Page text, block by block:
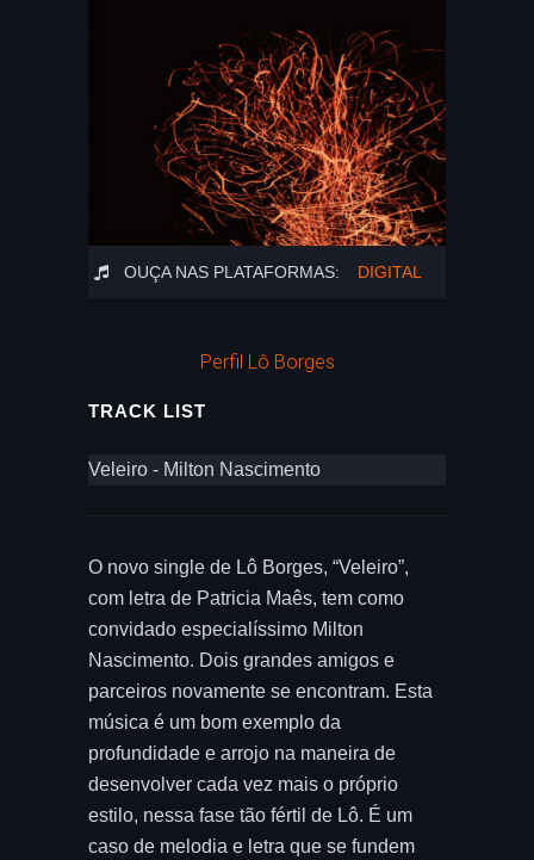
OUÇA NAS PLATAFORMAS: DIGITAL
Perfil Lô Borges
TRACK LIST
Veleiro - Milton Nascimento
O novo single de Lô Borges, “Veleiro”,
com letra de Patricia Maês, tem como
convidado especialíssimo Milton
Nascimento. Dois grandes amigos e
parceiros novamente se encontram. Esta
música é um bom exemplo da
profundidade e arrojo na maneira de
desenvolver cada vez mais o próprio
estilo, nessa fase tão fértil de Lô. É um
caso de melodia e letra que se fundem